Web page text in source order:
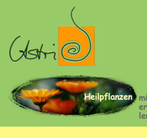
Direkt
zum
Inhalt
A
s
t